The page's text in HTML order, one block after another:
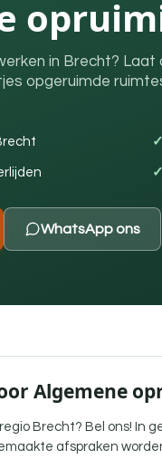
in Brecht? Laat
opgeruimde
WhatsApp ons
Algemene
Brecht? Bel ons! In
afspraken